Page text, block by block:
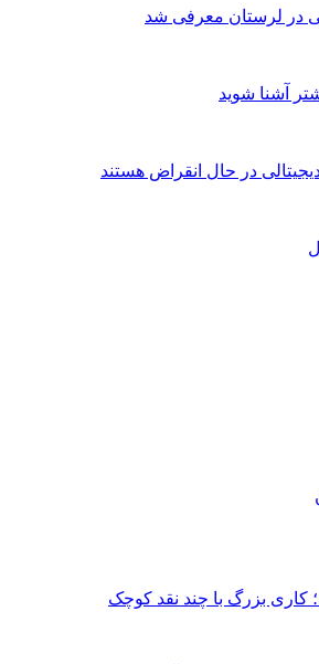
در لرستان معرفی شد
در حال انقراض هستند